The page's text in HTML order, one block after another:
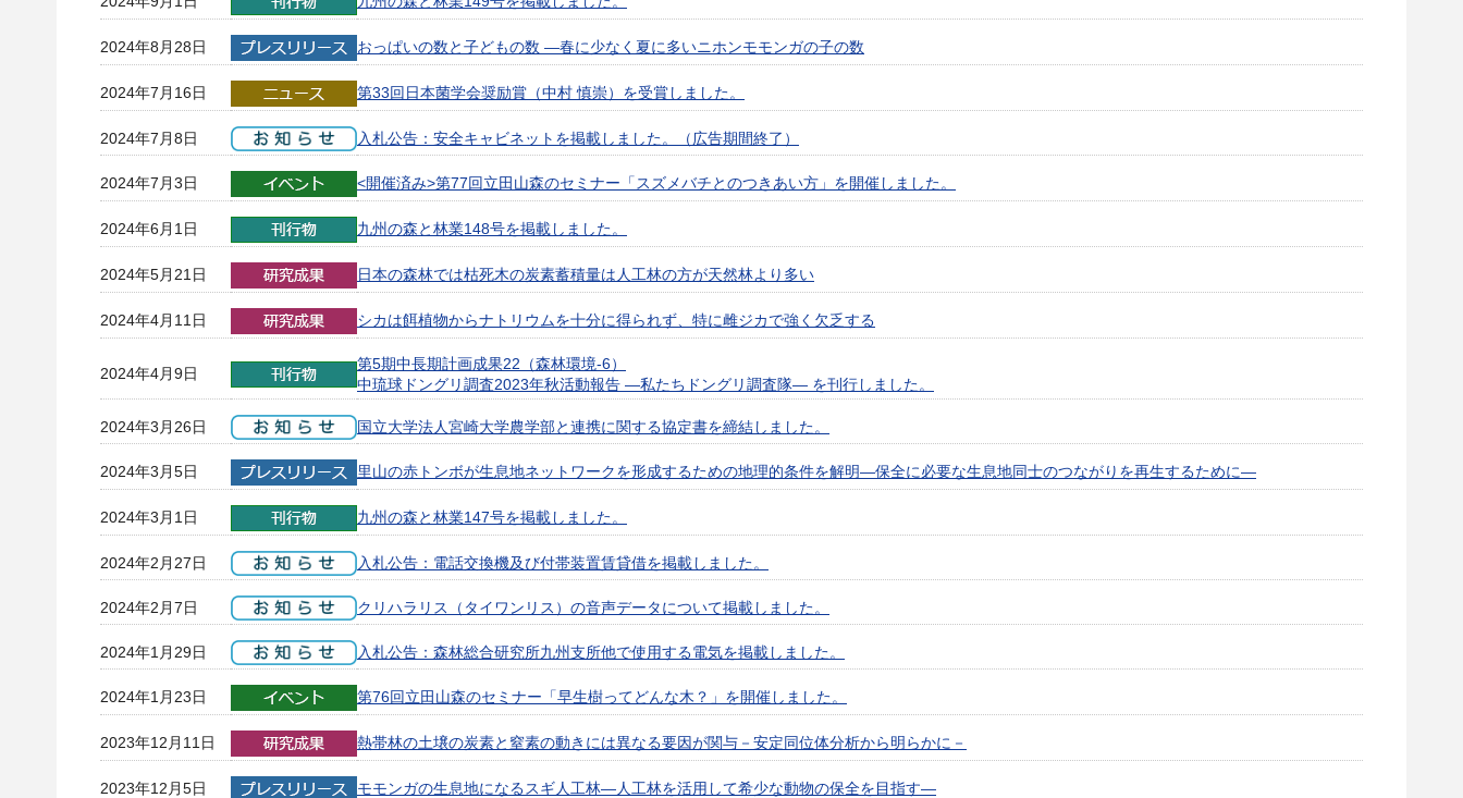
2024年8月28日 おっぱいの数と子どもの数 —春に少なく夏に多いニホンモモンガの子の数
2024年7月16日 第33回日本菌学会奨励賞（中村 慎崇）を受賞しました。
2024年7月8日 入札公告：安全キャビネットを掲載しました。（広告期間終了）
2024年7月3日 <開催済み>第77回立田山森のセミナー「スズメバチとのつきあい方」を開催しました。
2024年6月1日 九州の森と林業148号を掲載しました。
2024年5月21日 日本の森林では枯死木の炭素蓄積量は人工林の方が天然林より多い
2024年4月11日 シカは餌植物からナトリウムを十分に得られず、特に雌ジカで強く欠乏する
2024年4月9日
第5期中長期計画成果22（森林環境-6）
中琉球ドングリ調査2023年秋活動報告 ―私たちドングリ調査隊― を刊行しました。
2024年3月26日 国立大学法人宮崎大学農学部と連携に関する協定書を締結しました。
2024年3月5日 里山の赤トンボが生息地ネットワークを形成するための地理的条件を解明—保全に必要な生息地同士のつながりを再生するために—
2024年3月1日 九州の森と林業147号を掲載しました。
2024年2月27日 入札公告：電話交換機及び付帯装置賃貸借を掲載しました。
2024年2月7日 クリハラリス（タイワンリス）の音声データについて掲載しました。
2024年1月29日 入札公告：森林総合研究所九州支所他で使用する電気を掲載しました。
2024年1月23日 第76回立田山森のセミナー「早生樹ってどんな木？」を開催しました。
2023年12月11日 熱帯林の土壌の炭素と窒素の動きには異なる要因が関与－安定同位体分析から明らかに－
2023年12月5日 モモンガの生息地になるスギ人工林—人工林を活用して希少な動物の保全を目指す—